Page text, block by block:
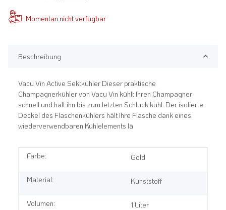
Momentan nicht verfügbar
Beschreibung
Vacu Vin Active Sektkühler Dieser praktische
Champagnerkühler von Vacu Vin kühlt Ihren Champagner
schnell und hält ihn bis zum letzten Schluck kühl. Der isolierte
Deckel des Flaschenkühlers hält Ihre Flasche dank eines
wiederverwendbaren Kühlelements lä
Farbe: Gold
Material: Kunststoff
Volumen: 1 Liter